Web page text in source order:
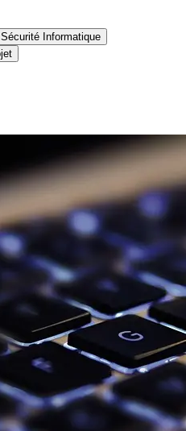
Sécurité Informatique